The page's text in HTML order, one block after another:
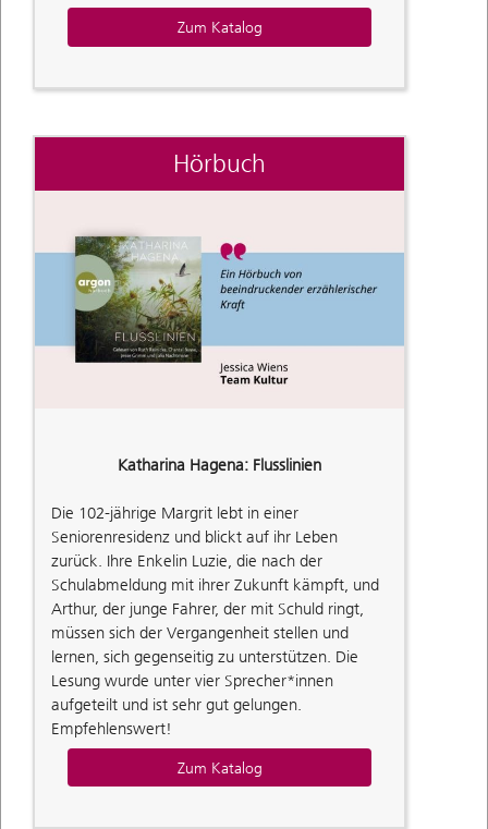
Zum Katalog
Hörbuch
Katharina Hagena: Flusslinien
Die 102-jährige Margrit lebt in einer
Seniorenresidenz und blickt auf ihr Leben
zurück. Ihre Enkelin Luzie, die nach der
Schulabmeldung mit ihrer Zukunft kämpft, und
Arthur, der junge Fahrer, der mit Schuld ringt,
müssen sich der Vergangenheit stellen und
lernen, sich gegenseitig zu unterstützen. Die
Lesung wurde unter vier Sprecher*innen
aufgeteilt und ist sehr gut gelungen.
Empfehlenswert!
Zum Katalog